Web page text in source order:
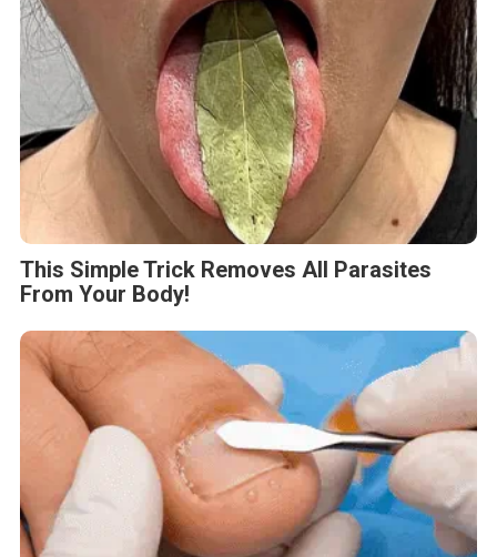
This Simple Trick Removes All Parasites
From Your Body!